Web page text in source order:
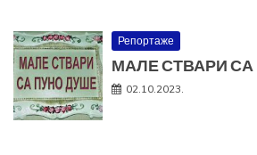
Репортаже
МАЛЕ СТВАРИ
02.10.2023.